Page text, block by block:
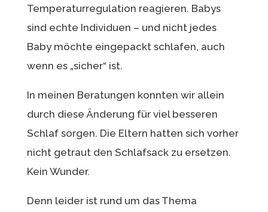
Temperaturregulation reagieren. Babys
sind echte Individuen – und nicht jedes
Baby möchte eingepackt schlafen, auch
wenn es „sicher“ ist.
In meinen Beratungen konnten wir allein
durch diese Änderung für viel besseren
Schlaf sorgen. Die Eltern hatten sich vorher
nicht getraut den Schlafsack zu ersetzen.
Kein Wunder.
Denn leider ist rund um das Thema